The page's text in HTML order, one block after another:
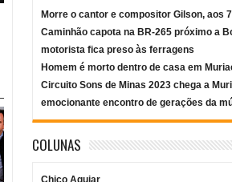
Morre o cantor e compositor Gilson, aos
Caminhão capota na BR-265 próximo a
motorista fica preso às ferragens
Homem é morto dentro de casa em
Circuito Sons de Minas 2023 chega a
emocionante encontro de gerações da
COLUNAS
Chico Aguiar